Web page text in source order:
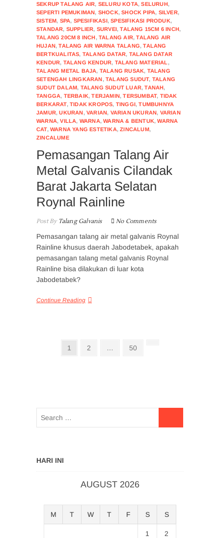
SEKRUP TALANG AIR, SELURU KOTA,SELURUH,
SEPERTI PEMUKIMAN, SHOCK,SHOCK PIPA, SILVER,
SISTEM, SPA, SPESIFIKASI,SPESIFIKASI PRODUK,
STANDAR, SUPPLIER, SURVEI,TALANG 15CM 6 INCH,
TALANG 20CM 8 INCH,TALANG AIR,TALANG AIR
HUJAN,TALANG AIR WARNA TALANG,TALANG
BERTKUALITAS, TALANG DATAR, TALANG DATAR
KENDUR, TALANG KENDUR, TALANG MATERIAL ,
TALANG METAL BAJA, TALANG RUSAK, TALANG
SETENGAH LINGKARAN,TALANG SUDUT, TALANG
SUDUT DALAM, TALANG SUDUT LUAR,TANAH,
TANGGA, TERBAIK,TERJAMIN,TERSUMBAT, TIDAK
BERKARAT,TIDAK KROPOS, TINGGI,TUMBUHNYA
JAMUR,UKURAN,VARIAN, VARIAN UKURAN, VARIAN
WARNA,VILLA, WARNA,WARNA & BENTUK,WARNA
CAT,WARNA YANG ESTETIKA,ZINCALUM,
ZINCALUME
Pemasangan Talang Air
Metal Galvanis Cilandak
Barat Jakarta Selatan
Roynal Rainline
Post ByTalang Galvanis No Comments
Pemasangan talang air metal galvanis Roynal
Rainline khusus daerah Jabodetabek, apakah
pemasangan talang metal galvanis Roynal
Rainline bisa dilakukan di luar kota
Jabodetabek?
Continue Reading
Page
1 Page
2 … Page
50
HARI INI
AUGUST 2026
M T W T F S S
1 2